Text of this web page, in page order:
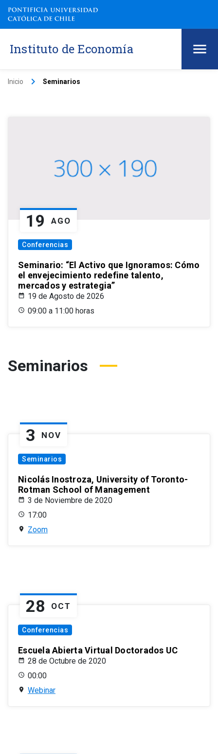
Instituto de Economía
Inicio keyboard_arrow_right Seminarios
19 AGO
Conferencias
Seminario: “El Activo que Ignoramos: Cómo
el envejecimiento redefine talento,
mercados y estrategia”
19 de Agosto de 2026
09:00 a 11:00 horas
Seminarios
3 NOV
Seminarios
Nicolás Inostroza, University of Toronto-
Rotman School of Management
3 de Noviembre de 2020
17:00
Zoom
28 OCT
Conferencias
Escuela Abierta Virtual Doctorados UC
28 de Octubre de 2020
00:00
Webinar